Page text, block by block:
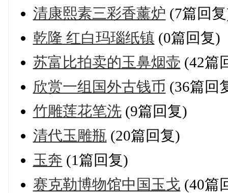
清康熙素三彩香薰炉 (7篇回
乾隆 红白玛瑙纸镇 (0篇回复)
苏富比拍卖的玉鼻烟壶 (42篇
欣赏一组国外古钱币 (36篇回
竹雕莲花笔洗(9篇回复)
清代玉雕瓶 (20篇回复)
玉奔 (1篇回复)
赛克勒博物馆中国玉戈 (40篇